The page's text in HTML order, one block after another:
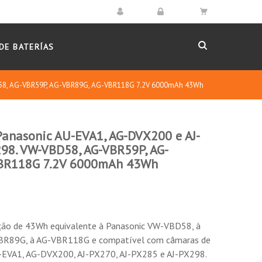
BATERÍAS
VBR59P, AG-VBR89G, AG-VBR118G 7.2V 6000mAh 43Wh
AU-EVA1, AG-DVX200 e AJ-
VW-VBD58, AG-VBR59P, AG-
7.2V 6000mAh 43Wh
de 43Wh equivalente à Panasonic VW-VBD58, à
à AG-VBR118G e compatível com câmaras de
AG-DVX200, AJ-PX270, AJ-PX285 e AJ-PX298.
DC 7.2 (Nominal). Você pode conectar a
máxima da conexão é de 30W, 4A. O
o botão "Check" e, em seguida, a bateria S-
restante da bateria, sendo capaz de